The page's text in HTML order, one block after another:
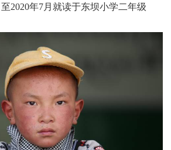
2020年7月就读于东坝小学二年级